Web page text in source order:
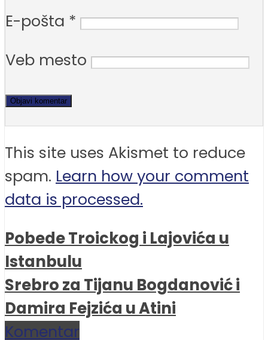
E-pošta *
Veb mesto
This site uses Akismet to reduce
spam. Learn how your comment
data is processed.
Pobede Troickog i Lajovića u
Istanbulu
Srebro za Tijanu Bogdanović i
Damira Fejzića u Atini
Komentar